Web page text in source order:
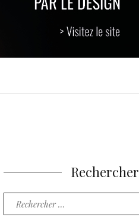
Rechercher
Recherche
pour